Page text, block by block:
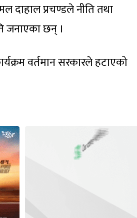
दाहाल प्रचण्डले नीति तथा
जनाएका छन् ।
वर्तमान सरकारले हटाएको